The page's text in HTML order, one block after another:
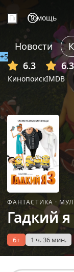
Помощь
Новости
6.3
Кинопоиск
6.3
IMDB
+5
ФАНТАСТИКА ·
Гадкий я
6+ 1 ч. 36 мин.